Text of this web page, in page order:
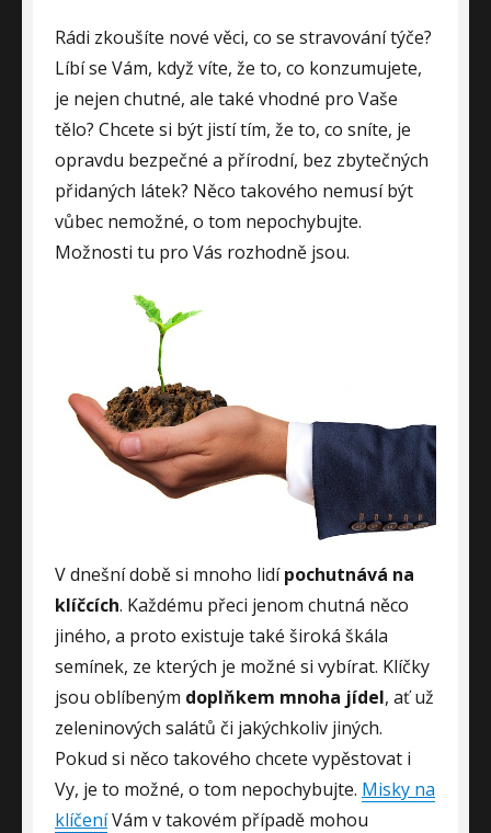
Rádi zkoušíte nové věci, co se stravování týče?
Líbí se Vám, když víte, že to, co konzumujete,
je nejen chutné, ale také vhodné pro Vaše
tělo? Chcete si být jistí tím, že to, co sníte, je
opravdu bezpečné a přírodní, bez zbytečných
přidaných látek? Něco takového nemusí být
vůbec nemožné, o tom nepochybujte.
Možnosti tu pro Vás rozhodně jsou.
V dnešní době si mnoho lidípochutnává na
klíčcích. Každému přeci jenom chutná něco
jiného, a proto existuje také široká škála
semínek, ze kterých je možné si vybírat. Klíčky
jsou oblíbeným doplňkem mnoha jídel, ať už
zeleninových salátů či jakýchkoliv jiných.
Pokud si něco takového chcete vypěstovat i
Vy, je to možné, o tom nepochybujte. Misky na
klíčeníVám v takovém případě mohou